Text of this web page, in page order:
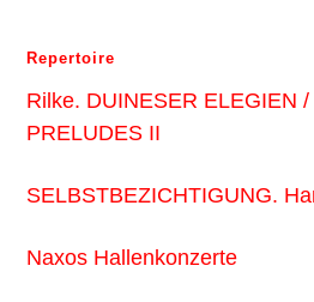
Repertoire
Rilke. DUINESER ELEGIEN /
PRELUDES II
SELBSTBEZICHTIGUNG.
Naxos Hallenkonzerte